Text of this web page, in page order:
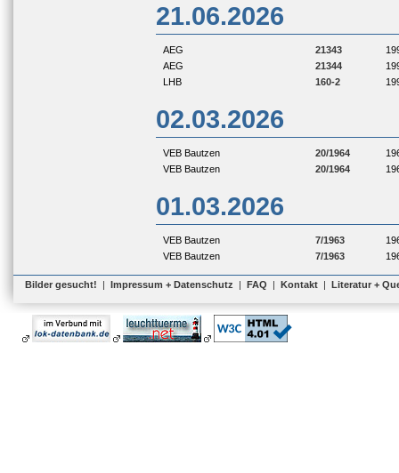
21.06.2026
AEG 21343
AEG
21344
LHB
160-2
02.03.2026
VEB Bautzen 20/1964
VEB Bautzen
20/1964
01.03.2026
VEB Bautzen 7/1963
VEB Bautzen
7/1963
Bilder gesucht! | Impressum + Datenschutz | FAQ | Kontakt | Literatur +